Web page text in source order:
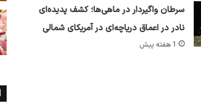
سرطان واگیردار در ماهی‌ها؛ کشف پدیده‌ای
نادر در اعماق دریاچه‌ای در آمریکای شمالی
1 هفته پیش